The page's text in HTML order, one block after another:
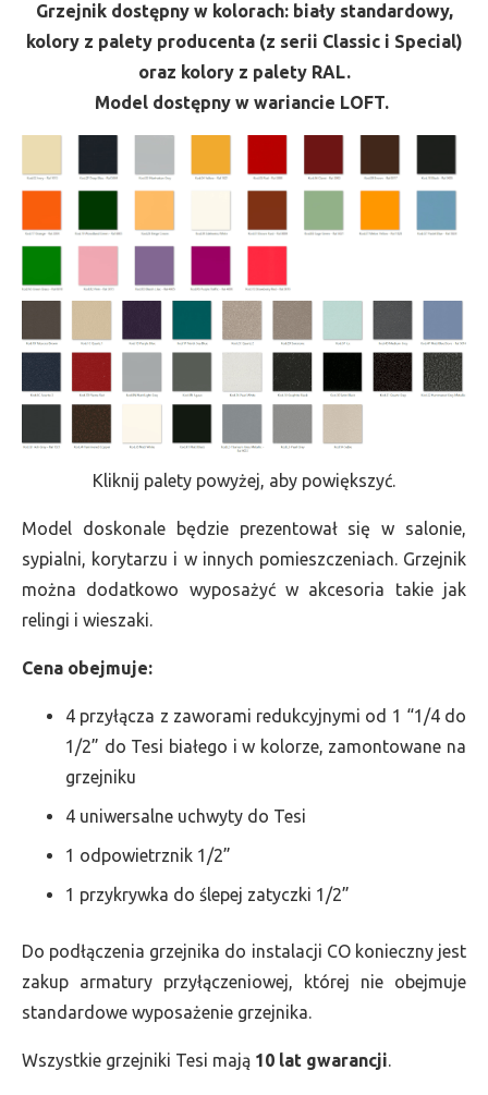
Grzejnik dostępny w kolorach: biały standardowy,
kolory z palety producenta (z serii Classic i Special)
oraz kolory z palety RAL.
Model dostępny w wariancie LOFT.
Kliknij palety powyżej, aby powiększyć.
Model doskonale będzie prezentował się w salonie,
sypialni, korytarzu i w innych pomieszczeniach. Grzejnik
można dodatkowo wyposażyć w akcesoria takie jak
relingi i wieszaki.
Cena obejmuje:
4 przyłącza z zaworami redukcyjnymi od 1 “1/4 do
1/2” do Tesi białego i w kolorze, zamontowane na
grzejniku
4 uniwersalne uchwyty do Tesi
1 odpowietrznik 1/2”
1 przykrywka do ślepej zatyczki 1/2”
Do podłączenia grzejnika do instalacji CO konieczny jest
zakup armatury przyłączeniowej, której nie obejmuje
standardowe wyposażenie grzejnika.
Wszystkie grzejniki Tesi mają 10 lat gwarancji.